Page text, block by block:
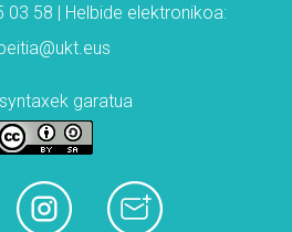
03 58 | Helbide elektronikoa:
garatua